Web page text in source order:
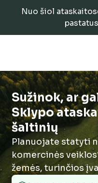
Nuo šiol
Sužinok, ar
Sklypo
šaltinių
Planuojate statyti
komercinės
žemės, turinčios